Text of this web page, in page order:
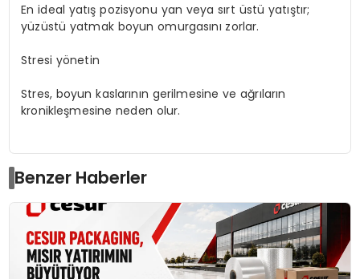
En ideal yatış pozisyonu yan veya sırt üstü yatıştır;
yüzüstü yatmak boyun omurgasını zorlar.
Stresi yönetin
Stres, boyun kaslarının gerilmesine ve ağrıların
kronikleşmesine neden olur.
Benzer Haberler